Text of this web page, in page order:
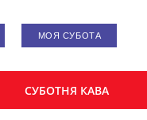
МОЯ СУБОТА
СУБОТНЯ КАВА